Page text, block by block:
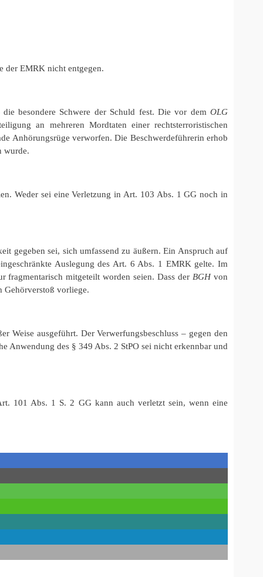
der EMRK nicht entgegen.
besondere Schwere der Schuld fest. Die vor dem OLG
an mehreren Mordtaten einer rechtsterroristischen
Anhörungsrüge verworfen. Die Beschwerdeführerin erhob
wurde.
Weder sei eine Verletzung in Art. 103 Abs. 1 GG noch in
gegeben sei, sich umfassend zu äußern. Ein Anspruch auf
Auslegung des Art. 6 Abs. 1 EMRK gelte. Im
fragmentarisch mitgeteilt worden seien. Dass der BGHvon
Gehörverstoß vorliege.
Weise ausgeführt. Der Verwerfungsbeschluss – gegen den
Anwendung des § 349 Abs. 2 StPO sei nicht erkennbar und
101 Abs. 1 S. 2 GG kann auch verletzt sein, wenn eine